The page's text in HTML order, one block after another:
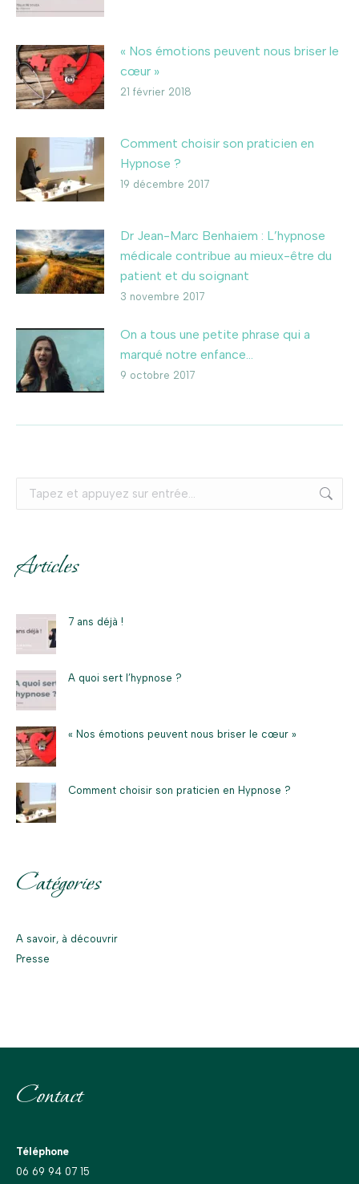
« Nos émotions peuvent nous briser le
cœur »
21 février 2018
Comment choisir son praticien en
Hypnose ?
19 décembre 2017
Dr Jean-Marc Benhaiem : L’hypnose
médicale contribue au mieux-être du
patient et du soignant
3 novembre 2017
On a tous une petite phrase qui a
marqué notre enfance…
9 octobre 2017
Articles
7 ans déjà !
A quoi sert l’hypnose ?
« Nos émotions peuvent nous briser le cœur »
Comment choisir son praticien en Hypnose ?
Catégories
A savoir, à découvrir
Presse
Contact
Téléphone
06 69 94 07 15